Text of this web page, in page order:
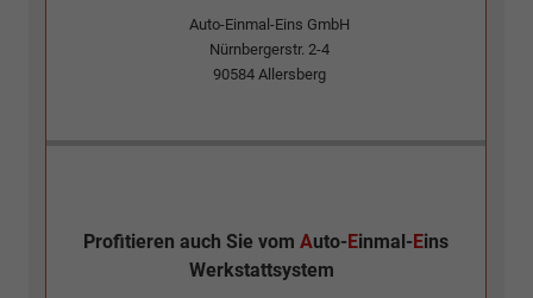
Auto-Einmal-Eins GmbH
Nürnbergerstr. 2-4
90584 Allersberg
Profitieren auch Sie vomAuto-Einmal-Eins
Werkstattsystem